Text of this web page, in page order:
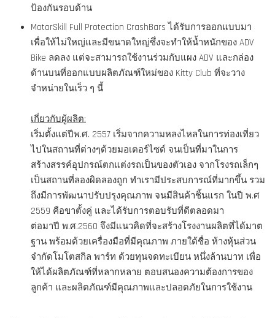
ป้องกันรอบด้าน
MotorSkill Full Protection CrashBars ได้รับการออกแบบมา
เพื่อให้ไม่ใหญ่และมีขนาดใหญ่ซึ่งจะทำให้น้ำหนักของ ADV
Bike ลดลง แต่จะสามารถใช้งานร่วมกับแผง ADV และกล่อง
ด้านบนที่ออกแบบผลิตภัณฑ์ใหม่ของ Kitty Club ที่จะวาง
จำหน่ายในเร็ว ๆ นี้
เกี่ยวกับผู้ผลิต:
เริ่มตั้งแต่ปีพ.ศ. 2557 เริ่มจากความหลงไหลในการท่องเที่ยว
ไปในสถานที่ต่างๆด้วยมอเตอร์ไซด์ จนเป็นที่มาในการ
สร้างสรรค์อุปกรณ์ตกแต่งรถเป็นของตัวเอง จากโรงรถเล็กๆ
เป็นสถานที่ลองผิดลองถูก ทำเรามีประสบการณ์ที่มากขึ้น รวม
ถึงมีการพัฒนาปรับปรุงคุณภาพ จนมีสินค้าชิ้นแรก ในปี พ.ศ
2559 คือขาตั้งคู่ และได้รับการตอบรับที่ดีตลอดมา
ต่อมาปี พ.ศ.2560 จึงมีแนวคิดที่จะสร้างโรงงานผลิตที่ได้มาต
ฐาน พร้อมด้วยเครื่องมือที่มีคุณภาพ ภายใต้ชื่อ ห้างหุ้นส่วน
จำกัดโมโตสกิล พาร์ท ด้วยทุนจดทะเบียน หนึ่งล้านบาท เพื่อ
ให้ได้ผลิตภัณฑ์ที่หลากหลาย ตอบสนองความต้องการของ
ลูกค้า และผลิตภัณฑ์มีคุณภาพและปลอดภัยในการใช้งาน